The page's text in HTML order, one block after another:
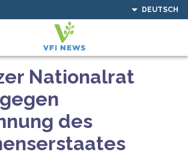
DEUTSCH
Nationalrat
des